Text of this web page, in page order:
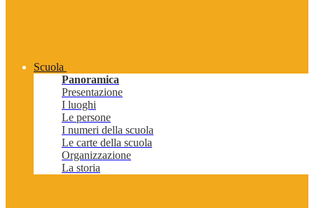
Scuola
Panoramica
Presentazione
I luoghi
Le persone
I numeri della scuola
Le carte della scuola
Organizzazione
La storia